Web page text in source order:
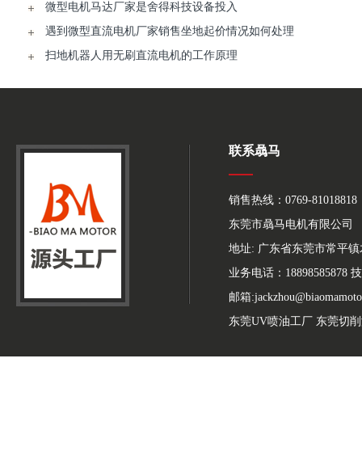
微型电机马达厂家是舍得科技设备投入
遇到微型直流电机厂家销售坐地起价情况如何处理
扫地机器人用无刷直流电机的工作原理
联系骉马
销售热线：0769-81018818
东莞市骉马电机有限公司
地址: 广东省东莞市常平
业务电话：18898585878
邮箱
东莞UV喷油工厂 东莞切